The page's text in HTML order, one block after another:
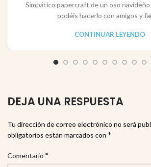
Simpático papercraft de un oso
podéis hacerlo con amigos y
CONTINUAR LEYENDO
DEJA UNA RESPUESTA
Tu dirección de correo electrónico no será
obligatorios están marcados con *
Comentario *